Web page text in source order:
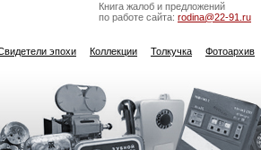
Книга жалоб и предложений
по работе сайта: rodina@22-91.ru
эпохи Коллекции Толкучка Фотоархив